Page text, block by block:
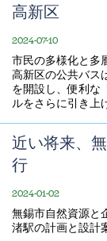
高新区
2024-07-10
市民の多様化と多
高新区の公共バス
を開設し、便利な
ルをさらに引き上
近い将来、
行
2024-01-02
無錫市自然資源と
渚駅の計画と設計